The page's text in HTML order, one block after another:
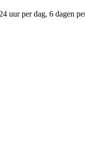
uur per dag, 6 dagen